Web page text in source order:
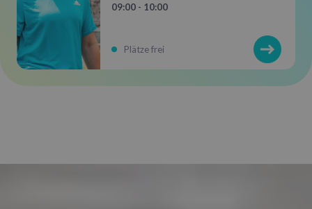
09:00 - 10:00
Plätze frei